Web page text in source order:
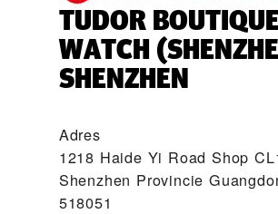
‭TUDOR
WATCH
SHENZHEN‬
Adres
1218 Haide Yi Road Shop
Shenzhen Provincie
518051